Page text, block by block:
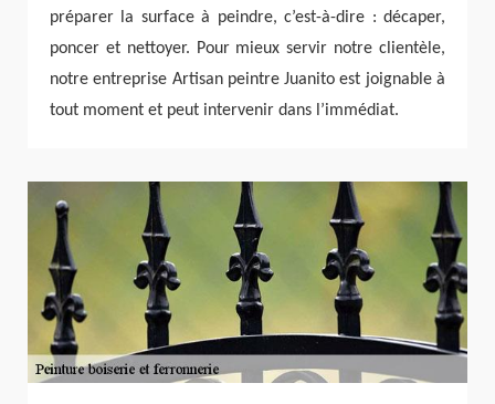
préparer la surface à peindre, c’est-à-dire : décaper,
poncer et nettoyer. Pour mieux servir notre clientèle,
notre entreprise Artisan peintre Juanito est joignable à
tout moment et peut intervenir dans l’immédiat.